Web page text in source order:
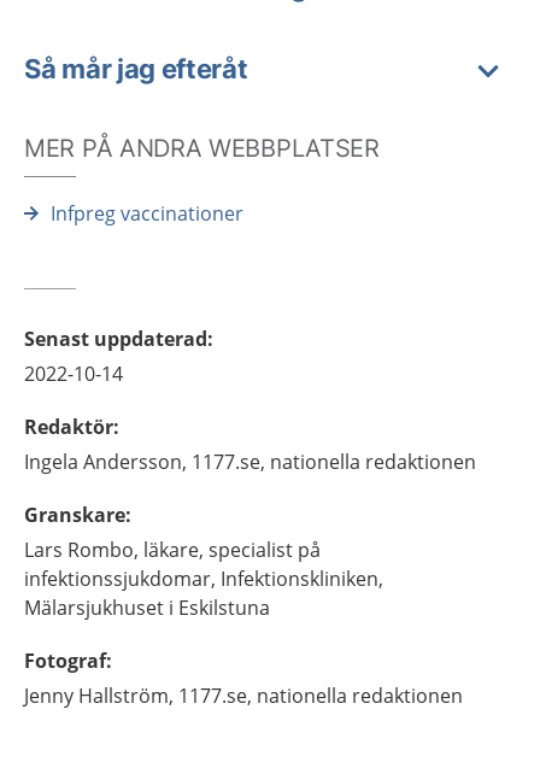
Så mår jag efteråt
MER PÅ ANDRA WEBBPLATSER
Infpreg vaccinationer
Senast uppdaterad:
2022-10-14
Redaktör:
Ingela Andersson, 1177.se, nationella redaktionen
Granskare:
Lars Rombo, läkare, specialist på
infektionssjukdomar, Infektionskliniken,
Mälarsjukhuset i Eskilstuna
Fotograf:
Jenny Hallström, 1177.se, nationella redaktionen